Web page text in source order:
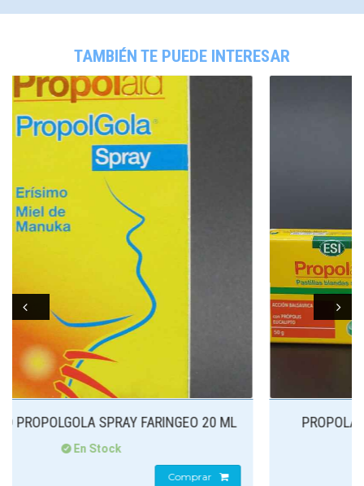
TAMBIÉN TE PUEDE INTERESAR
ML
PROPOLAID PASTILLAS BLANDAS SUIZAS DE
En Stock
Prev Next